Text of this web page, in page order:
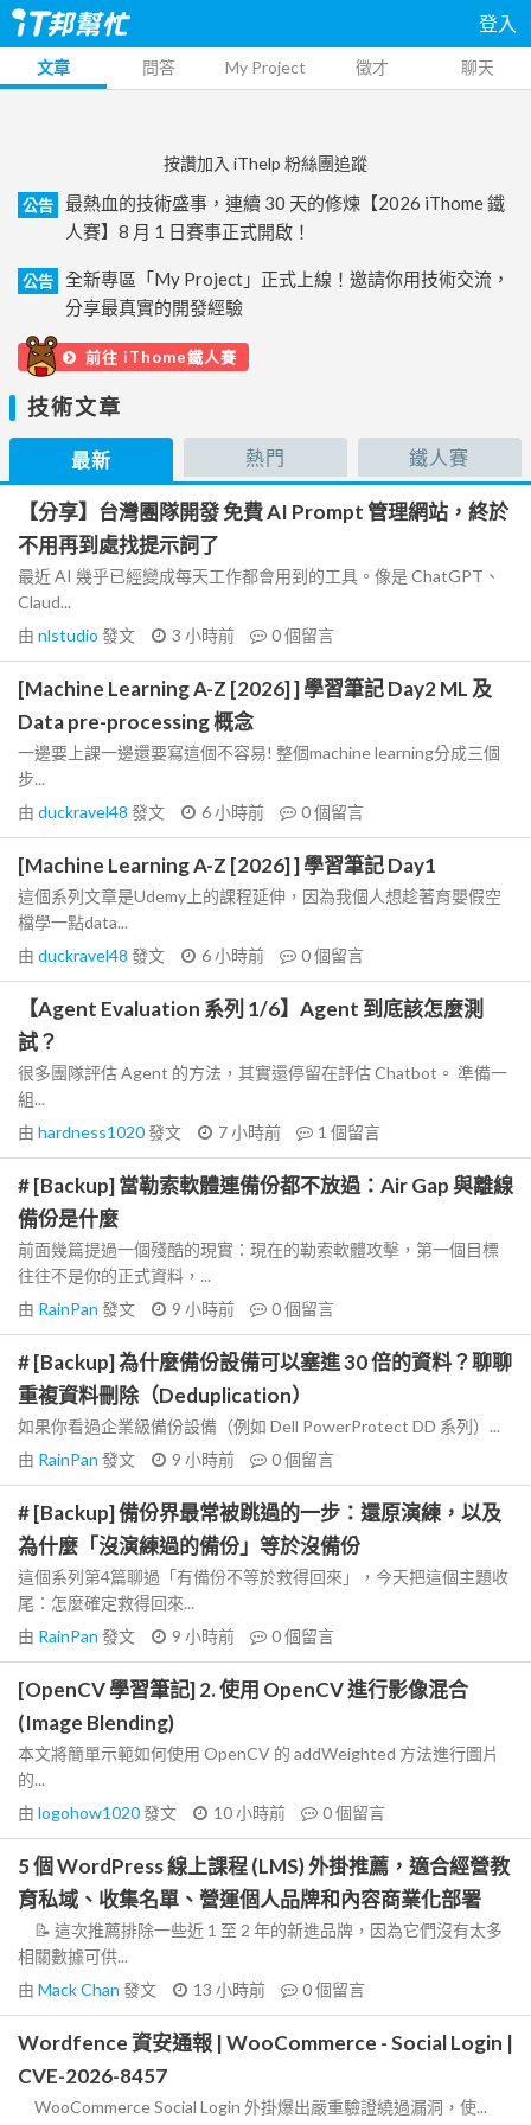
登入
文章 問答 My Project 徵才 聊天
按讚加入 iThelp 粉絲團追蹤
公告
最熱血的技術盛事，連續 30 天的修煉【2026 iThome 鐵
人賽】8 月 1 日賽事正式開啟！
公告
全新專區「My Project」正式上線！邀請你用技術交流，
分享最真實的開發經驗
前往 iThome鐵人賽
技術文章
最新 熱門 鐵人賽
【分享】台灣團隊開發 免費 AI Prompt 管理網站，終於
不用再到處找提示詞了
最近 AI 幾乎已經變成每天工作都會用到的工具。像是 ChatGPT、
Claud...
由 nlstudio 發文 3 小時前 0個留言
[Machine Learning A-Z [2026] ] 學習筆記 Day2 ML 及
Data pre-processing 概念
一邊要上課一邊還要寫這個不容易! 整個machine learning分成三個
步...
由 duckravel48 發文 6 小時前 0個留言
[Machine Learning A-Z [2026] ] 學習筆記 Day1
這個系列文章是Udemy上的課程延伸，因為我個人想趁著育嬰假空
檔學一點data...
由 duckravel48 發文 6 小時前 0個留言
【Agent Evaluation 系列 1/6】Agent 到底該怎麼測
試？
很多團隊評估 Agent 的方法，其實還停留在評估 Chatbot。 準備一
組...
由 hardness1020發文 7 小時前 1 個留言
# [Backup] 當勒索軟體連備份都不放過：Air Gap 與離線
備份是什麼
前面幾篇提過一個殘酷的現實：現在的勒索軟體攻擊，第一個目標
往往不是你的正式資料，...
由 RainPan 發文 9 小時前 0個留言
# [Backup] 為什麼備份設備可以塞進 30 倍的資料？聊聊
重複資料刪除（Deduplication）
如果你看過企業級備份設備（例如 Dell PowerProtect DD 系列）...
由 RainPan 發文 9 小時前 0個留言
# [Backup] 備份界最常被跳過的一步：還原演練，以及
為什麼「沒演練過的備份」等於沒備份
這個系列第4篇聊過「有備份不等於救得回來」，今天把這個主題收
尾：怎麼確定救得回來...
由 RainPan 發文 9 小時前 0個留言
[OpenCV 學習筆記] 2. 使用 OpenCV 進行影像混合
(Image Blending)
本文將簡單示範如何使用 OpenCV 的 addWeighted 方法進行圖片
的...
由 logohow1020發文 10 小時前 0個留言
5 個 WordPress 線上課程 (LMS) 外掛推薦，適合經營教
育私域、收集名單、營運個人品牌和內容商業化部署
📝 這次推薦排除一些近 1 至 2 年的新進品牌，因為它們沒有太多
相關數據可供...
由 Mack Chan 發文 13 小時前 0個留言
Wordfence 資安通報 | WooCommerce - Social Login |
CVE-2026-8457
WooCommerce Social Login 外掛爆出嚴重驗證繞過漏洞，使...